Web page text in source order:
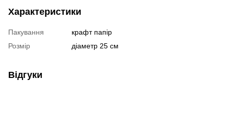
Характеристики
Пакування
крафт папір
Розмір
діаметр 25 см
Відгуки